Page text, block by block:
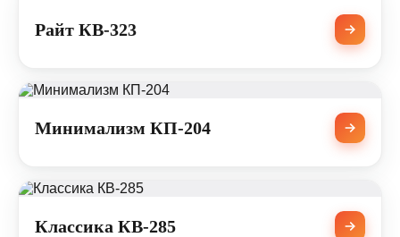
Райт КВ-323
Минимализм КП-204
Классика КВ-285